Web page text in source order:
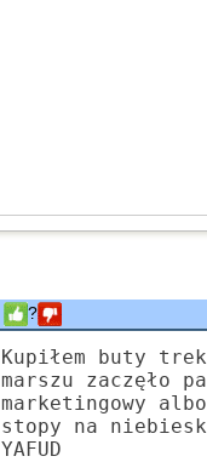
?
Kupiłem buty
marszu zaczęło
marketingowy
stopy na
YAFUD